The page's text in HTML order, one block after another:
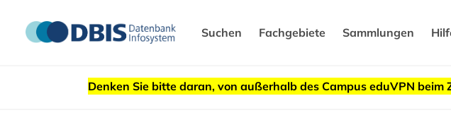
Suchen Fachgebiete Sammlungen
Denken Sie bitte daran, von außerhalb des Campus eduVPN